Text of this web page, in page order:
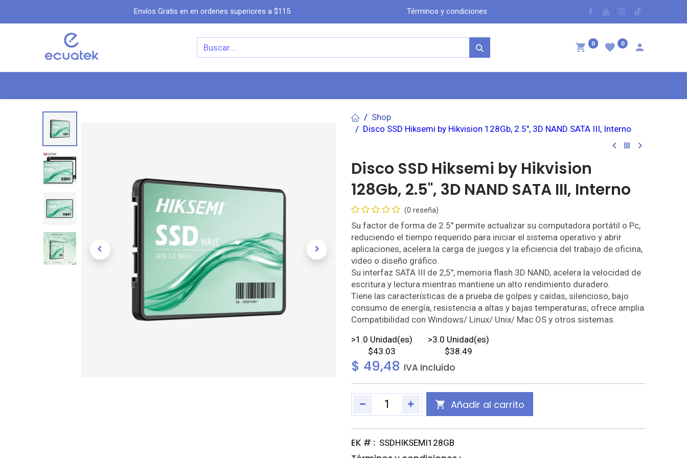
Envíos Gratis en en ordenes superiores a $115 Términos y condicio​nes
0 0
Shop
Disco SSD Hiksemi by Hikvision 128Gb, 2.5", 3D NAND SATA III, Interno
Disco SSD Hiksemi by Hikvision
128Gb, 2.5", 3D NAND SATA III, Interno
(0 reseña)
Su factor de forma de 2.5" permite actualizar su computadora portátil o Pc,
reduciendo el tiempo requerido para iniciar el sistema operativo y abrir
aplicaciones, acelera la carga de juegos y la eficiencia del trabajo de oficina,
video o diseño gráfico.
Su interfaz SATA III de 2,5", memoria flash 3D NAND, acelera la velocidad de
escritura y lectura mientras mantiene un alto rendimiento duradero.
Tiene las características de a prueba de golpes y caídas, silencioso, bajo
consumo de energía, resistencia a altas y bajas temperaturas; ofrece amplia
Compatibilidad con Windows/ Linux/ Unix/ Mac OS y otros sistemas.
>1.0 Unidad(es)
$43.03
>3.0 Unidad(es)
$38.49
$ 49,48 IVA Incluido
Añadir al carrito
EK # : SSDHIKSEMI128GB